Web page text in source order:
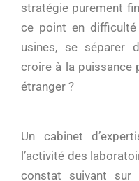
stratégie purement
ce point en difficulté
usines, se séparer
croire à la puissance
étranger ?
Un cabinet
l’activité des
constat suivant sur